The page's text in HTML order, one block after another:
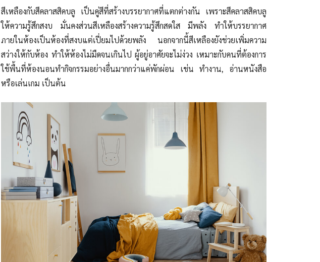
สีเหลืองกับสีคลาสสิคบลู เป็นคู่สีที่สร้างบรรยากาศที่แตกต่างกัน เพราะสีคลาสสิคบลู
ให้ความรู้สึกสงบ มั่นคงส่วนสีเหลืองสร้างความรู้สึกสดใส มีพลัง ทำให้บรรยากาศ
ภายในห้องเป็นห้องที่สงบแต่เปี่ยมไปด้วยพลัง นอกจากนี้สีเหลืองยังช่วยเพิ่มความ
สว่างให้กับห้อง ทำให้ห้องไม่มืดจนเกินไป ผู้อยู่อาศัยจะไม่ง่วง เหมาะกับคนที่ต้องการ
ใช้พื้นที่ห้องนอนทำกิจกรรมอย่างอื่นมากกว่าแค่พักผ่อน เช่น ทำงาน, อ่านหนังสือ
หรือเล่นเกม เป็นต้น